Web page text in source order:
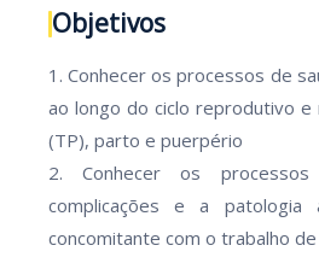
Objetivos
1. Conhecer os processos de
ao longo do ciclo reprodutivo
(TP), parto e puerpério
2. Conhecer os
complicações e a patologia
concomitante com o trabalho